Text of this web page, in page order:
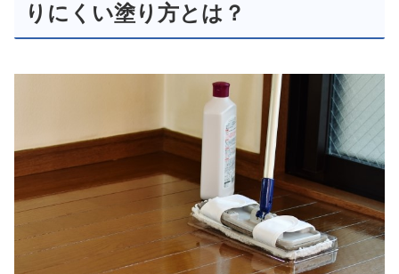
りにくい塗り方とは？